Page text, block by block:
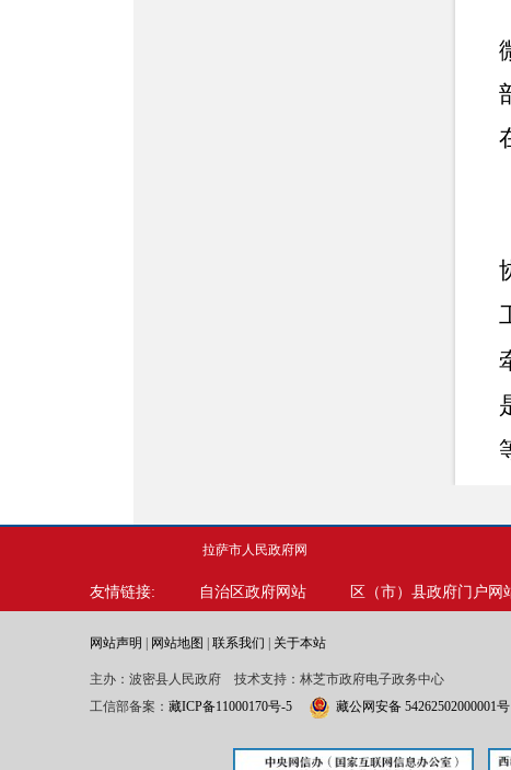
拉萨市人民政府网
友情链接: 自治区政府网站 区（市）县政府门户网
网站声明 网站地图 联系我们 关于本站
主办：波密县人民政府 技术支持：林芝市政府电子政务中心
工信部备案： 藏ICP备11000170号-5 藏公网安备 54262502000001号